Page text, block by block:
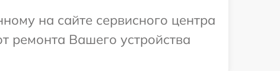
на сайте сервисного центра
ремонта Вашего устройства